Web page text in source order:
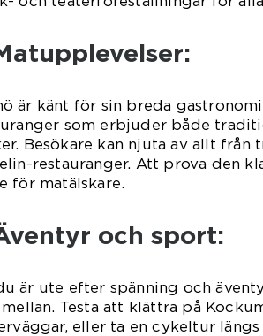
är känt för sin breda
som erbjuder både
Besökare kan njuta av allt
restauranger. Att prova den
för matälskare.
och sport:
är ute efter spänning och
Testa att klättra på
eller ta en cykeltur